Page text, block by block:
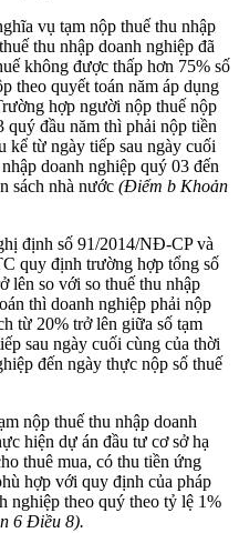
vụ tạm nộp thuế thu nhập
thu nhập doanh nghiệp đã
không được thấp hơn 75% số
theo quyết toán năm áp dụng
hợp người nộp thuế nộp
quý đầu năm thì phải nộp tiền
kể từ ngày tiếp sau ngày cuối
doanh nghiệp quý 03 đến
sách nhà nước (Điểm b Khoản
định số 91/2014/NĐ-CP và
quy định trường hợp tổng số
lên so với so thuế thu nhập
thì doanh nghiệp phải nộp
từ 20% trở lên giữa số tạm
sau ngày cuối cùng của thời
đến ngày thực nộp số thuế
nộp thuế thu nhập doanh
hiện dự án đầu tư cơ sở hạ
thuê mua, có thu tiền ứng
hợp với quy định của pháp
nghiệp theo quý theo tỷ lệ 1%
6 Điều 8).